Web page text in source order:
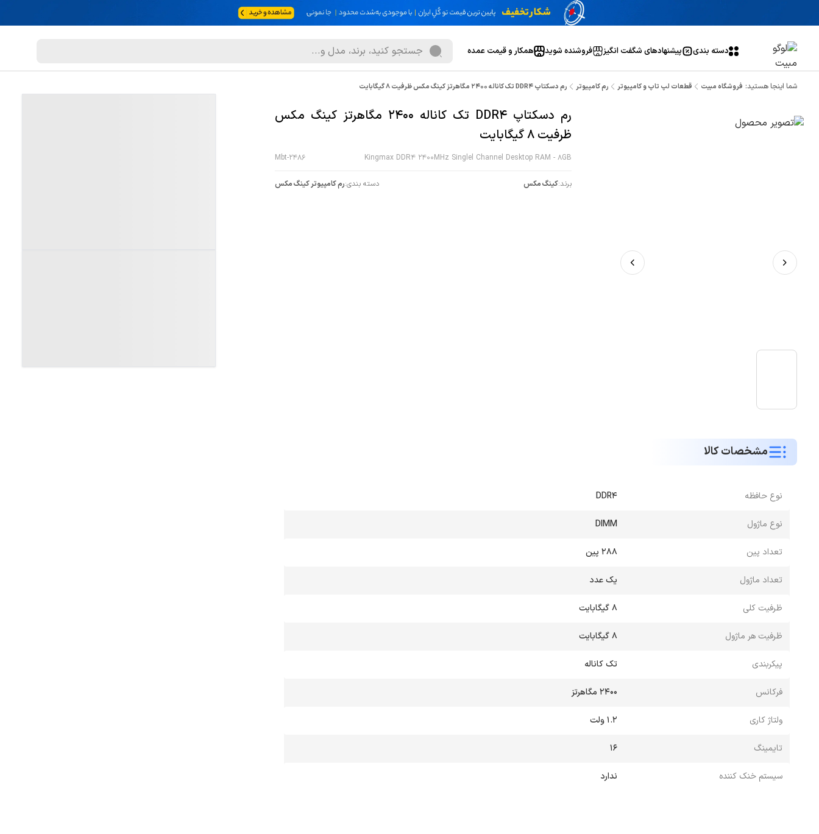
دسته بندی پیشنهاد‌های شگفت انگیز فروشنده شوید همکار و قیمت عمده
شما اینجا هستید: فروشگاه مبیت قطعات لپ تاپ و کامپیوتر رم کامپیوتر رم دسکتاپ DDR4 تک کاناله 2400 مگاهرتز کینگ مکس ظرفیت 8 گیگابایت
رم دسکتاپ DDR4 تک کاناله 2400 مگاهرتز کینگ مکس
ظرفیت 8 گیگابایت
Kingmax DDR4 2400MHz Singlel Channel Desktop RAM - 8GB
Mbt-2486
برند:کینگ مکس دسته بندی:رم کامپیوتر کینگ مکس
مشخصات کالا
نوع حافظه DDR4
نوع ماژول DIMM
تعداد پین 288 پین
تعداد ماژول یک عدد
ظرفیت کلی 8 گیگابایت
ظرفیت هر ماژول 8 گیگابایت
پیکربندی تک کاناله
فرکانس 2400 مگاهرتز
ولتاژ کاری 1.2 ولت
تایمینگ 16
سیستم خنک کننده ندارد